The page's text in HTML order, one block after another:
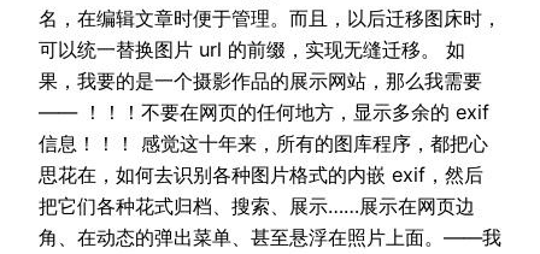
名，在编辑文章时便于管理。而且，以后迁移图床时，
可以统一替换图片 url 的前缀，实现无缝迁移。 如
果，我要的是一个摄影作品的展示网站，那么我需要
—— ！！！不要在网页的任何地方，显示多余的 exif
信息！！！ 感觉这十年来，所有的图库程序，都把心
思花在，如何去识别各种图片格式的内嵌 exif，然后
把它们各种花式归档、搜索、展示……展示在网页边
角、在动态的弹出菜单、甚至悬浮在照片上面。——我